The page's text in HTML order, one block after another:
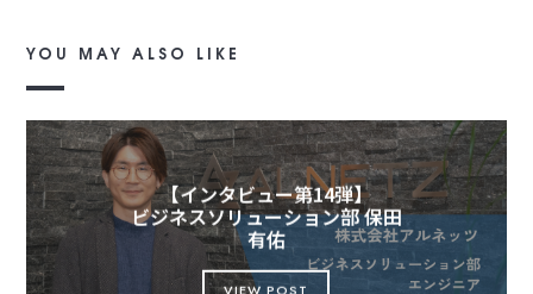
YOU MAY ALSO LIKE
【インタビュー第14弾】
ビジネスソリューション部 保田
有佑